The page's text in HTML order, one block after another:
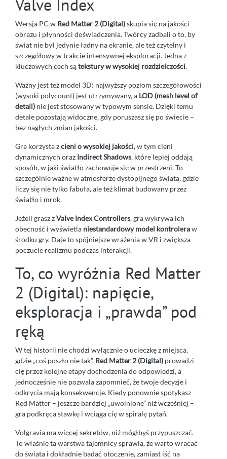
Valve Index
Wersja PC w Red Matter 2 (Digital)skupia się na jakości
obrazu i płynności doświadczenia. Twórcy zadbali o to, by
świat nie był jedynie ładny na ekranie, ale też czytelny i
szczegółowy w trakcie intensywnej eksploracji. Jedną z
kluczowych cech sątekstury w wysokiej rozdzielczości.
Ważny jest też model 3D: najwyższy poziom szczegółowości
(wysoki polycount) jest utrzymywany, a LOD (mesh level of
detail) nie jest stosowany w typowym sensie. Dzięki temu
detale pozostają widoczne, gdy poruszasz się po świecie –
bez nagłych zmian jakości.
Gra korzysta zcieni o wysokiej jakości, w tym cieni
dynamicznych oraz Indirect Shadows, które lepiej oddają
sposób, w jaki światło zachowuje się w przestrzeni. To
szczególnie ważne w atmosferze dystopijnego świata, gdzie
liczy się nie tylko fabuła, ale też klimat budowany przez
światło i mrok.
Jeżeli grasz zValve Index Controllers, gra wykrywa ich
obecność i wyświetla niestandardowy model kontroleraw
środku gry. Daje to spójniejsze wrażenia w VR i zwiększa
poczucie realizmu podczas interakcji.
To, co wyróżnia Red Matter
2 (Digital): napięcie,
eksploracja i „prawda” pod
ręką
W tej historii nie chodzi wyłącznie o ucieczkę z miejsca,
gdzie „coś poszło nie tak”. Red Matter 2 (Digital) prowadzi
cię przez kolejne etapy dochodzenia do odpowiedzi, a
jednocześnie nie pozwala zapomnieć, że twoje decyzje i
odkrycia mają konsekwencje. Kiedy ponownie spotykasz
Red Matter – jeszcze bardziej „uwolnione” niż wcześniej –
gra podkręca stawkę i wciąga cię w spiralę pytań.
Volgravia ma więcej sekretów, niż mógłbyś przypuszczać.
To właśnie ta warstwa tajemnicy sprawia, że warto wracać
do świata i dokładnie badać otoczenie, zamiast iść na